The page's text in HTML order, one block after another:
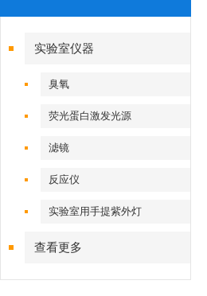
实验室仪器
臭氧
荧光蛋白激发光源
滤镜
反应仪
实验室用手提紫外灯
查看更多